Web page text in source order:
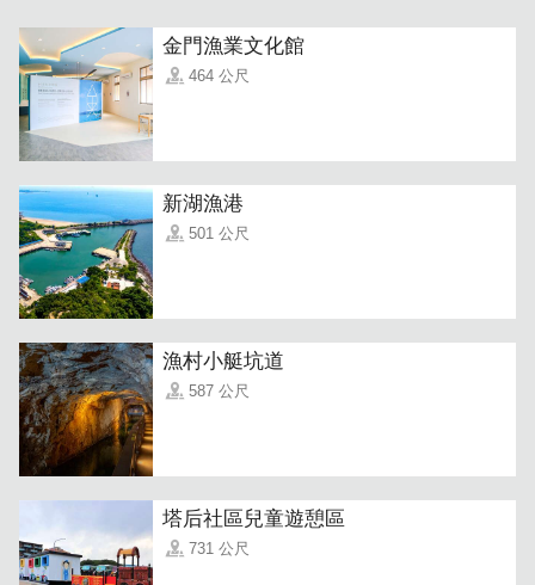
「雙床房」是朋友出遊好選擇，一人一張床既不用搶被子也
不擔心打擾到對方，玩得盡興後睡得飽是一趟好的旅程很重
要的小技巧。
金門漁業文化館
464 公尺
新湖漁港
501 公尺
漁村小艇坑道
587 公尺
塔后社區兒童遊憩區
731 公尺